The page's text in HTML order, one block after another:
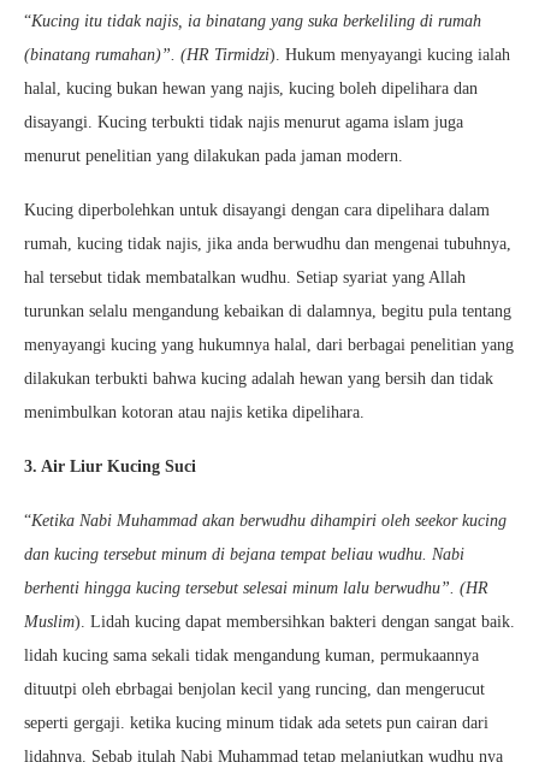
“Kucing itu tidak najis, ia binatang yang suka berkeliling di rumah
(binatang rumahan)”. (HR Tirmidzi). Hukum menyayangi kucing ialah
halal, kucing bukan hewan yang najis, kucing boleh dipelihara dan
disayangi. Kucing terbukti tidak najis menurut agama islam juga
menurut penelitian yang dilakukan pada jaman modern.
Kucing diperbolehkan untuk disayangi dengan cara dipelihara dalam
rumah, kucing tidak najis, jika anda berwudhu dan mengenai tubuhnya,
hal tersebut tidak membatalkan wudhu. Setiap syariat yang Allah
turunkan selalu mengandung kebaikan di dalamnya, begitu pula tentang
menyayangi kucing yang hukumnya halal, dari berbagai penelitian yang
dilakukan terbukti bahwa kucing adalah hewan yang bersih dan tidak
menimbulkan kotoran atau najis ketika dipelihara.
3. Air Liur Kucing Suci
“Ketika Nabi Muhammad akan berwudhu dihampiri oleh seekor kucing
dan kucing tersebut minum di bejana tempat beliau wudhu. Nabi
berhenti hingga kucing tersebut selesai minum lalu berwudhu”. (HR
Muslim). Lidah kucing dapat membersihkan bakteri dengan sangat baik.
lidah kucing sama sekali tidak mengandung kuman, permukaannya
dituutpi oleh ebrbagai benjolan kecil yang runcing, dan mengerucut
seperti gergaji. ketika kucing minum tidak ada setets pun cairan dari
lidahnya. Sebab itulah Nabi Muhammad tetap melanjutkan wudhu nya